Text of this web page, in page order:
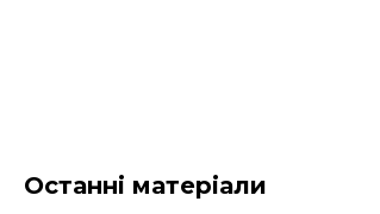
Останні матеріали